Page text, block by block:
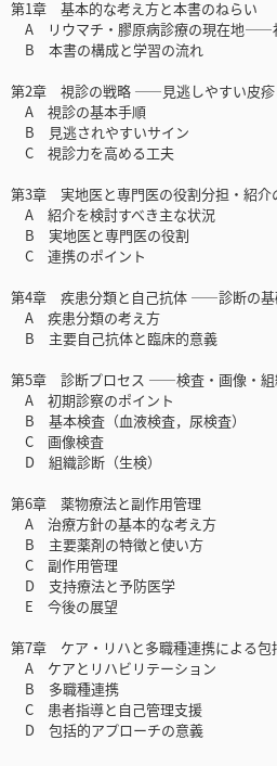
第1章 基本的な考え方と本書のねらい
A リウマチ・膠原病診療の現在地――
B 本書の構成と学習の流れ
第2章 視診の戦略 ――見逃しやすい皮疹
A 視診の基本手順
B 見逃されやすいサイン
C 視診力を高める工夫
第3章 実地医と専門医の役割分担・紹介
A 紹介を検討すべき主な状況
B 実地医と専門医の役割
C 連携のポイント
第4章 疾患分類と自己抗体 ――診断の基
A 疾患分類の考え方
B 主要自己抗体と臨床的意義
第5章 診断プロセス ――検査・画像・組
A 初期診察のポイント
B 基本検査（血液検査，尿検査）
C 画像検査
D 組織診断（生検）
第6章 薬物療法と副作用管理
A 治療方針の基本的な考え方
B 主要薬剤の特徴と使い方
C 副作用管理
D 支持療法と予防医学
E 今後の展望
第7章 ケア・リハと多職種連携による包
A ケアとリハビリテーション
B 多職種連携
C 患者指導と自己管理支援
D 包括的アプローチの意義